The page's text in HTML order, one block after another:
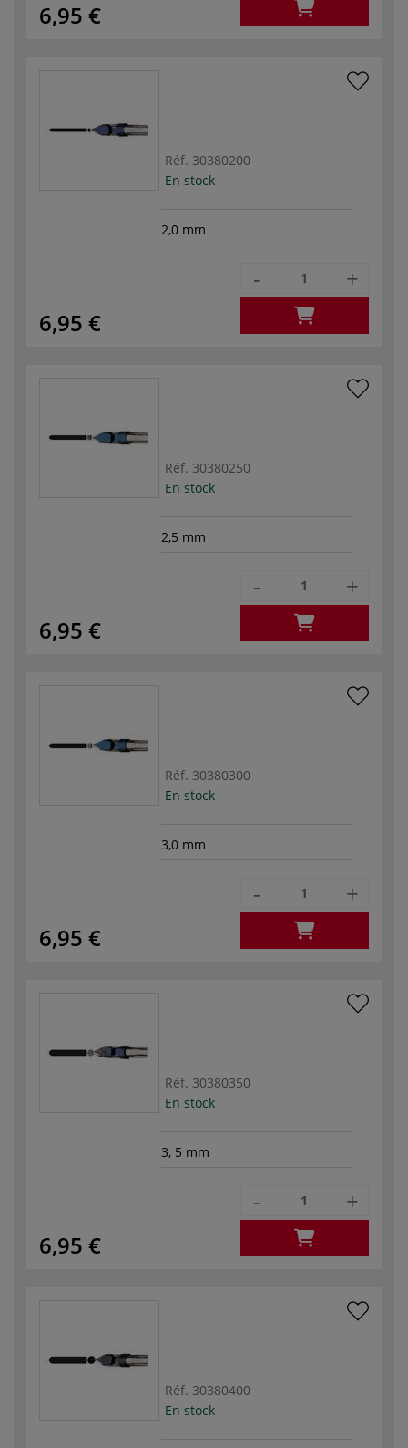
6,95 €
Réf. 30380200
En stock
2,0 mm
6,95 €
- +
Réf. 30380250
En stock
2,5 mm
6,95 €
- +
Réf. 30380300
En stock
3,0 mm
6,95 €
- +
Réf. 30380350
En stock
3, 5 mm
6,95 €
- +
Réf. 30380400
En stock